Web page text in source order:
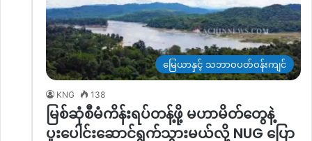
မြေယာနှင့် သဘာဝပတ်ဝန်းကျင်
KNG 138
မြစ်ဆုံစီမံကိန်းရပ်တန့်ဖို့ မဟာမိတ်တွေနဲ့
ပူးပေါင်းဆောင်ရွက်သွားမယ်လို့ NUG ပြော